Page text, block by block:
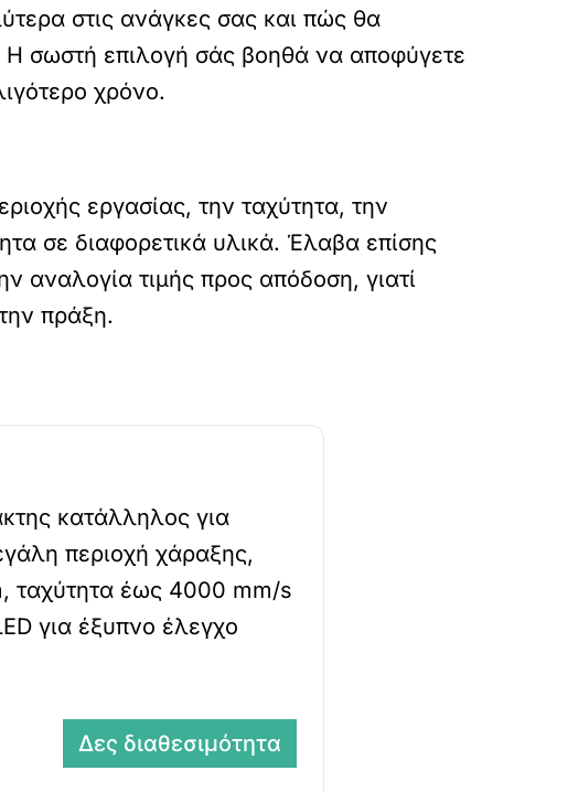
στις ανάγκες σας και πώς θα
Η σωστή επιλογή σάς βοηθά να αποφύγετε
χρόνο.
εργασίας, την ταχύτητα, την
σε διαφορετικά υλικά. Έλαβα επίσης
αναλογία τιμής προς απόδοση, γιατί
πράξη.
κατάλληλος για
περιοχή χάραξης,
ταχύτητα έως 4000 mm/s
για έξυπνο έλεγχο
Δες διαθεσιμότητα